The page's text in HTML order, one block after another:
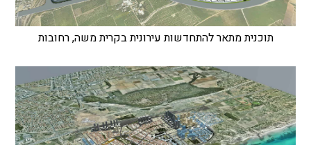
תוכנית מתאר להתחדשות עירונית בקרית משה, רחובות